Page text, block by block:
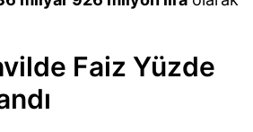
Faiz Yüzde